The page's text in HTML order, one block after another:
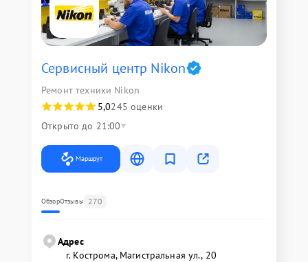
Сервисный центр Nikon
Ремонт техники Nikon
5,0245 оценки
Открыто до 21:00
Маршрут
ОбзорОтзывы 270
Адрес
г. Кострома, Магистральная ул., 20